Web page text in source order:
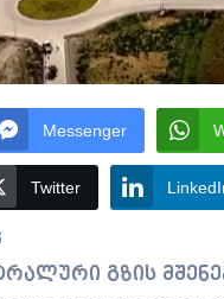
Messenger
Twitter